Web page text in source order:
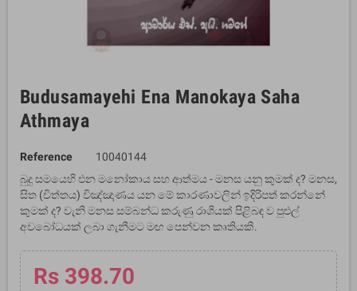
Budusamayehi Ena Manokaya Saha
Athmaya
Reference
10040144
බුදු සමයෙහි එන මනෝකාය සහ ආත්මය - මනස යනු කුමක් ද? මනස,
සිත (චිත්තය) විඤ්ඤාණය යන මේ කාරණාවලින් ඉදිරිපත් කරන්නේ
කුමක් ද? වැනි මනස සම්බන්ධ කරුණු රාශියක් පිළිබඳ ව පුළුල්
අවබෝධයක් ලබා ගැනීමට මඟ පෙන්වන කෘතියකි.
Rs 398.70